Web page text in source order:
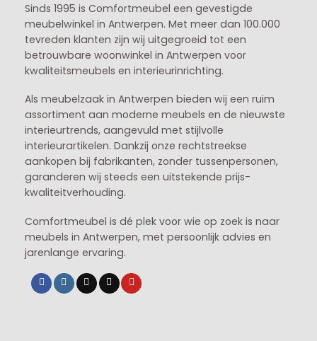
Sinds 1995 is Comfortmeubel een gevestigde
meubelwinkel in Antwerpen. Met meer dan 100.000
tevreden klanten zijn wij uitgegroeid tot een
betrouwbare woonwinkel in Antwerpen voor
kwaliteitsmeubels en interieurinrichting.
Als meubelzaak in Antwerpen bieden wij een ruim
assortiment aan moderne meubels en de nieuwste
interieurtrends, aangevuld met stijlvolle
interieurartikelen. Dankzij onze rechtstreekse
aankopen bij fabrikanten, zonder tussenpersonen,
garanderen wij steeds een uitstekende prijs-
kwaliteitverhouding.
Comfortmeubel is dé plek voor wie op zoek is naar
meubels in Antwerpen, met persoonlijk advies en
jarenlange ervaring.